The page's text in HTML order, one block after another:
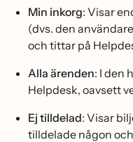
Min inkorg: Visar
(dvs. den
och tittar på
Alla ärenden: I den
Helpdesk, oavsett
Ej tilldelad: Visar
tilldelade någon